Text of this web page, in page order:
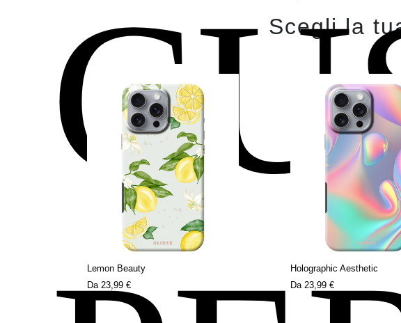
Scegli la
Lemon Beauty
Da 23,99 €
Holographic Aesthetic
Da 23,99 €